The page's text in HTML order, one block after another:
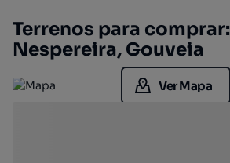
Terrenos para comprar:
Nespereira, Gouveia
Ver Mapa